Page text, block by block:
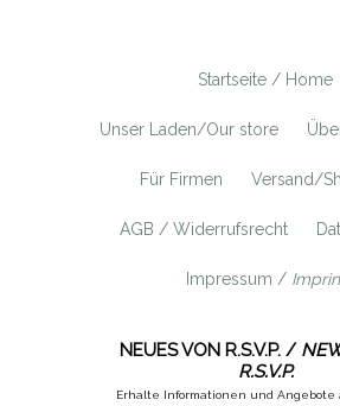
Startseite / Home
Unser Laden/Our store
Für Firmen Versand/
AGB / Widerrufsrecht
Impressum /
NEUES VON R.S.V.P. /
R.S.V.P.
Erhalte Informationen und Angebote